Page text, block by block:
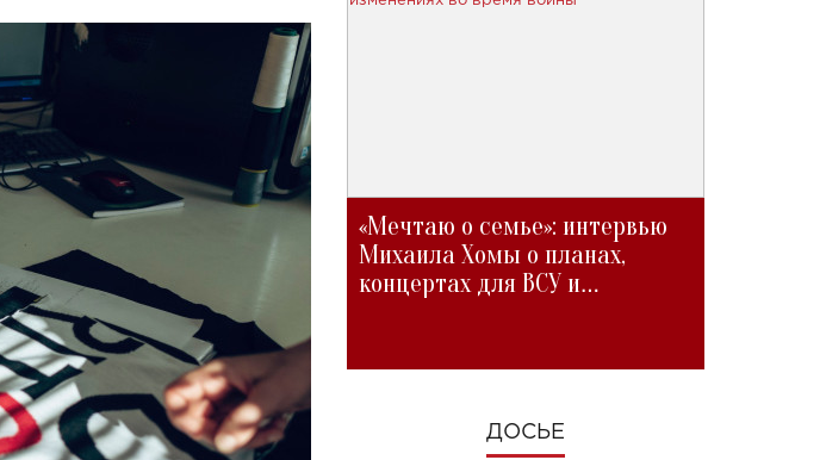
«Мечтаю о семье»: интервью
Михаила Хомы о планах,
концертах для ВСУ и
ДОСЬЕ